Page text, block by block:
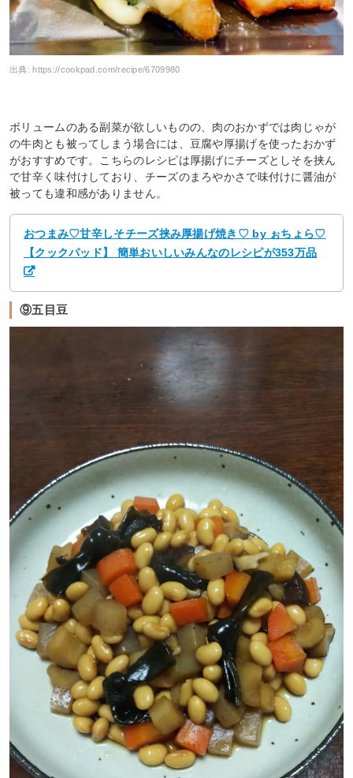
出典:https://cookpad.com/recipe/6709980
ボリュームのある副菜が欲しいものの、肉のおかずでは肉じゃが
の牛肉とも被ってしまう場合には、豆腐や厚揚げを使ったおかず
がおすすめです。こちらのレシピは厚揚げにチーズとしそを挟ん
で甘辛く味付けしており、チーズのまろやかさで味付けに醤油が
被っても違和感がありません。
おつまみ♡甘辛しそチーズ挟み厚揚げ焼き♡ by ぉちょら♡
【クックパッド】 簡単おいしいみんなのレシピが353万品
⑨五目豆